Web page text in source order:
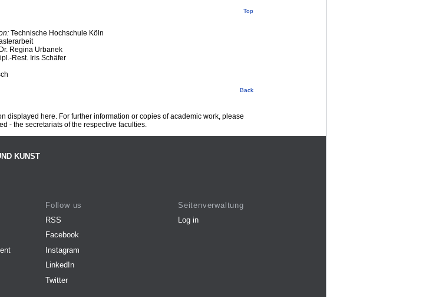
Top
Technische Hochschule Köln
Regina Urbanek
Rest. Iris Schäfer
Back
displayed here. For further information or copies of academic work, please
- the secretariats of the respective faculties.
KUNST
Follow us
RSS
Facebook
Instagram
LinkedIn
Twitter
Seitenverwaltung
Log in